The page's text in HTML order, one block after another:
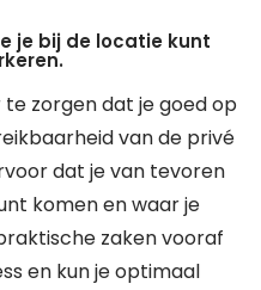
je bij de locatie kunt
zorgen dat je goed op
van de privé
dat je van tevoren
komen en waar je
zaken vooraf
en kun je optimaal